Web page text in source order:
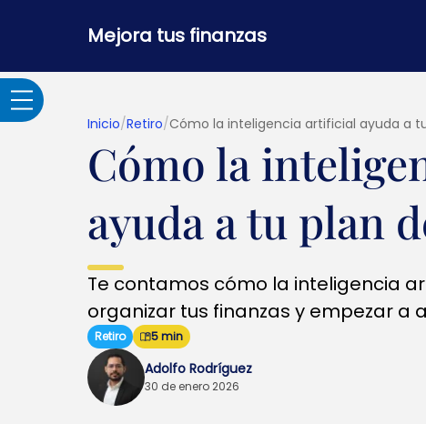
Mejora tus finanzas
Adultos Mayores
Banca por internet y
Crédito hipotecario
Créditos y
préstamos
Inicio/Retiro/Cómo la inteligencia artificial ayuda a
Cómo la
ayuda a tu plan
Te contamos cómo la inteligencia
organizar tus finanzas y empezar a
Retiro 5 min
Adolfo Rodríguez
30 de enero 2026